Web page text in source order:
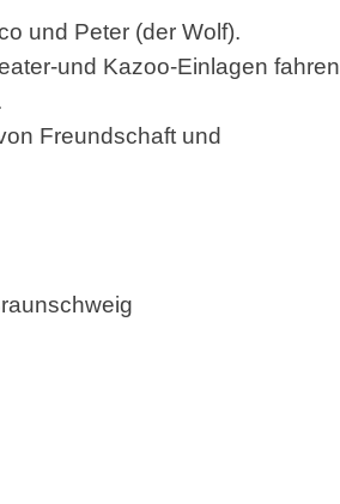
und Peter (der Wolf).
und Kazoo-Einlagen fahren
Freundschaft und